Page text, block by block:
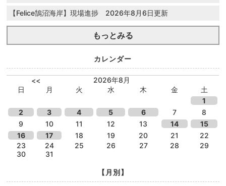
【Felice鵠沼海岸】現場進捗 2026年8月6日更新
もっとみる
カレンダー
<<
2026年8月
日
月 火 水 木 金
土
1
2
3 4 5 6 7
8
9
10 11 12 13 14
15
16
17 18 19 20 21
22
23
24 25 26 27 28
29
30
31
【月別】